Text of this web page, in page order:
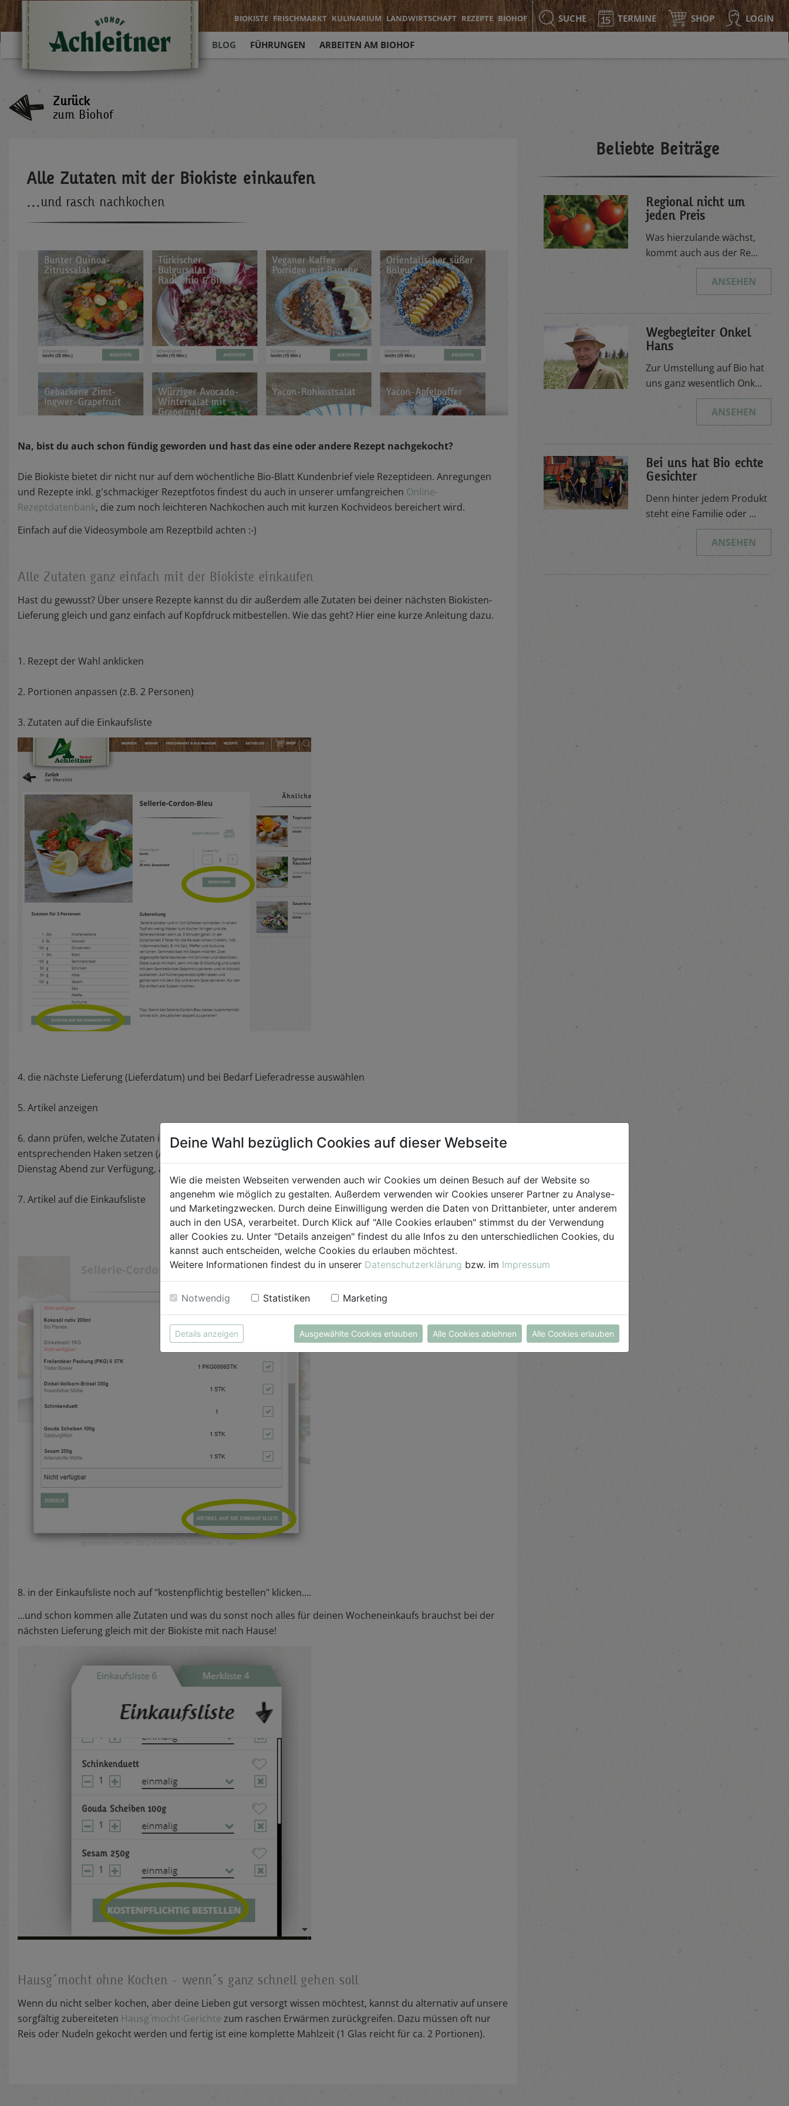
BIOKISTE FRISCHMARKT KULINARIUM LANDWIRTSCHAFT REZEPTE BIOHOF
BLOG FÜHRUNGEN ARBEITEN AM BIOHOF
SUCHE TERMINE SHOP LOGIN
Zurück
zum Biohof
Alle Zutaten mit der Biokiste einkaufen
...und rasch nachkochen
Na, bist du auch schon fündig geworden und hast das eine oder andere Rezept nachgekocht?
Die Biokiste bietet dir nicht nur auf dem wöchentliche Bio-Blatt Kundenbrief viele Rezeptideen. Anregungen
und Rezepte inkl. g'schmackiger Rezeptfotos findest du auch in unserer umfangreichen Online-
Rezeptdatenbank, die zum noch leichteren Nachkochen auch mit kurzen Kochvideos bereichert wird.
Einfach auf die Videosymbole am Rezeptbild achten :-)
Alle Zutaten ganz einfach mit der Biokiste einkaufen
Hast du gewusst? Über unsere Rezepte kannst du dir außerdem alle Zutaten bei deiner nächsten Biokisten-
Lieferung gleich und ganz einfach auf Kopfdruck mitbestellen. Wie das geht? Hier eine kurze Anleitung dazu.
1. Rezept der Wahl anklicken
2. Portionen anpassen (z.B. 2 Personen)
3. Zutaten auf die Einkaufsliste
4. die nächste Lieferung (Lieferdatum) und bei Bedarf Lieferadresse auswählen
5. Artikel anzeigen
6. dann prüfen, welche Zutaten ihr vielleicht noch zu Hause habt oder mit einkaufen möchtet und die
entsprechenden Haken setzen (Achtung - das Obst & Gemüse-Angebot für die Folgewoche steht immer erst ab
Dienstag Abend zur Verfügung, ab dann ist die Bestellung möglich)
7. Artikel auf die Einkaufsliste
8. in der Einkaufsliste noch auf "kostenpflichtig bestellen" klicken....
...und schon kommen alle Zutaten und was du sonst noch alles für deinen Wocheneinkaufs brauchst bei der
nächsten Lieferung gleich mit der Biokiste mit nach Hause!
Hausg´mocht ohne Kochen - wenn´s ganz schnell gehen soll
Wenn du nicht selber kochen, aber deine Lieben gut versorgt wissen möchtest, kannst du alternativ auf unsere
sorgfältig zubereiteten Hausg´mocht-Gerichte zum raschen Erwärmen zurückgreifen. Dazu müssen oft nur
Reis oder Nudeln gekocht werden und fertig ist eine komplette Mahlzeit (1 Glas reicht für ca. 2 Portionen).
Beliebte Beiträge
Regional nicht um
jeden Preis
Was hierzulande wächst,
kommt auch aus der Re...
ANSEHEN
Wegbegleiter Onkel
Hans
Zur Umstellung auf Bio hat
uns ganz wesentlich Onk...
ANSEHEN
Bei uns hat Bio echte
Gesichter
Denn hinter jedem Produkt
steht eine Familie oder ...
ANSEHEN
Deine Wahl bezüglich Cookies auf dieser Webseite
Wie die meisten Webseiten verwenden auch wir Cookies um deinen Besuch auf der Website so
angenehm wie möglich zu gestalten. Außerdem verwenden wir Cookies unserer Partner zu Analyse-
und Marketingzwecken. Durch deine Einwilligung werden die Daten von Drittanbieter, unter anderem
auch in den USA, verarbeitet. Durch Klick auf "Alle Cookies erlauben" stimmst du der Verwendung
aller Cookies zu. Unter "Details anzeigen" findest du alle Infos zu den unterschiedlichen Cookies, du
kannst auch entscheiden, welche Cookies du erlauben möchtest.
Weitere Informationen findest du in unserer Datenschutzerklärung bzw. im Impressum
Notwendig Statistiken Marketing
Details anzeigen Ausgewählte Cookies erlauben Alle Cookies ablehnen Alle Cookies erlauben